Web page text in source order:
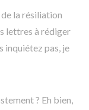
la résiliation
lettres à rédiger
inquiétez pas, je
? Eh bien,